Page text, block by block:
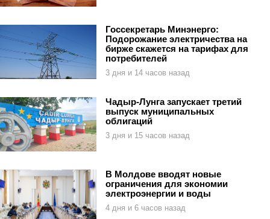
Госсекретарь Минэнерго:
Подорожание электричества на
бирже скажется на тарифах для
потребителей
3 дня и 14 часов назад
Чадыр-Лунга запускает третий
выпуск муниципальных
облигаций
3 дня и 15 часов назад
В Молдове вводят новые
ограничения для экономии
электроэнергии и воды
4 дня и 6 часов назад